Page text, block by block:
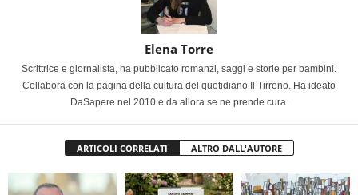
Elena Torre
Scrittrice e giornalista, ha pubblicato romanzi, saggi e storie per bambini.
Collabora con la pagina della cultura del quotidiano Il Tirreno. Ha ideato
DaSapere nel 2010 e da allora se ne prende cura.
ARTICOLI CORRELATI ALTRO DALL'AUTORE